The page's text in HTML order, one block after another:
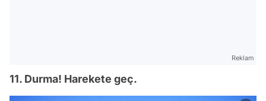
Reklam
11. Durma! Harekete geç.